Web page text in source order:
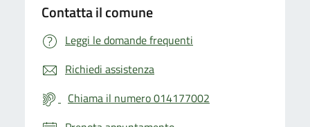
Contatta il comune
Leggi le domande frequenti
Richiedi assistenza
Chiama il numero 014177002